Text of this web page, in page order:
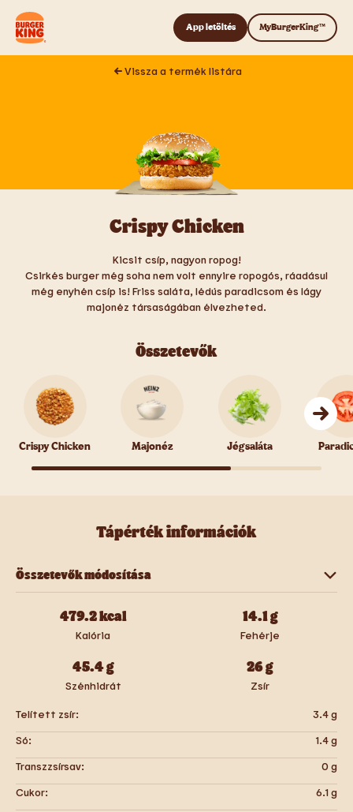
Tovább a tartalomhoz
App letöltés MyBurgerKing™
Vissza a termék listára
Crispy Chicken
Kicsit csíp, nagyon ropog!
Csirkés burger még soha nem volt ennyire ropogós, ráadásul
még enyhén csíp is! Friss saláta, lédús paradicsom és lágy
majonéz társaságában élvezheted.
Összetevők
Crispy Chicken Majonéz Jégsaláta
Tápérték információk
Összetevők módosítása
Crispy Chicken Jégsaláta
Paradicsom Burger Zsemle
479.2kcal
Kalória
14.1g
Fehérje
45.4g
Szénhidrát
26g
Zsír
Telített zsír: 3.4g
Só:
1.4g
Transzzsírsav:
0g
Cukor:
6.1g